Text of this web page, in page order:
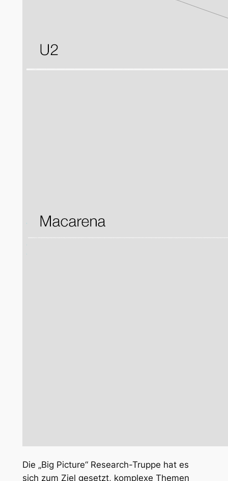
Die „Big Picture“ Research-Truppe hat es
sich zum Ziel gesetzt, komplexe Themen